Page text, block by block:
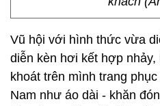
Vũ hội với hình thức vừa
diễn kèn hơi kết hợp nhảy,
khoát trên mình trang
Nam như áo dài - khăn